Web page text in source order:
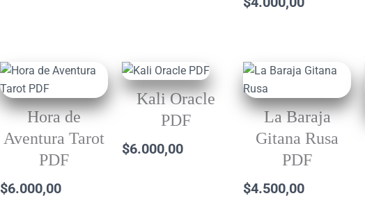
Hora de
Aventura Tarot
PDF
$6.000,00
Kali Oracle
PDF
$6.000,00
La Baraja
Gitana Rusa
PDF
$4.500,00